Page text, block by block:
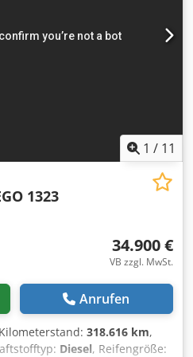
1 / 11
1323
34.900 €
VB zzgl. MwSt.
Anrufen
318.616 km,
Diesel, Reifengröße: